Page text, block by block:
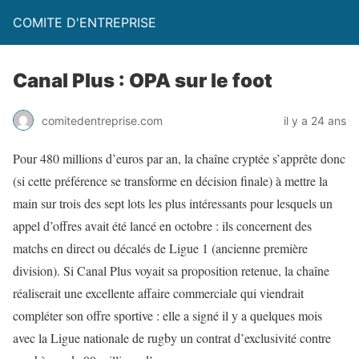
COMITE D'ENTREPRISE
Canal Plus : OPA sur le foot
comitedentreprise.com il y a 24 ans
Pour 480 millions d’euros par an, la chaîne cryptée s’apprête donc
(si cette préférence se transforme en décision finale) à mettre la
main sur trois des sept lots les plus intéressants pour lesquels un
appel d’offres avait été lancé en octobre : ils concernent des
matchs en direct ou décalés de Ligue 1 (ancienne première
division). Si Canal Plus voyait sa proposition retenue, la chaîne
réaliserait une excellente affaire commerciale qui viendrait
compléter son offre sportive : elle a signé il y a quelques mois
avec la Ligue nationale de rugby un contrat d’exclusivité contre